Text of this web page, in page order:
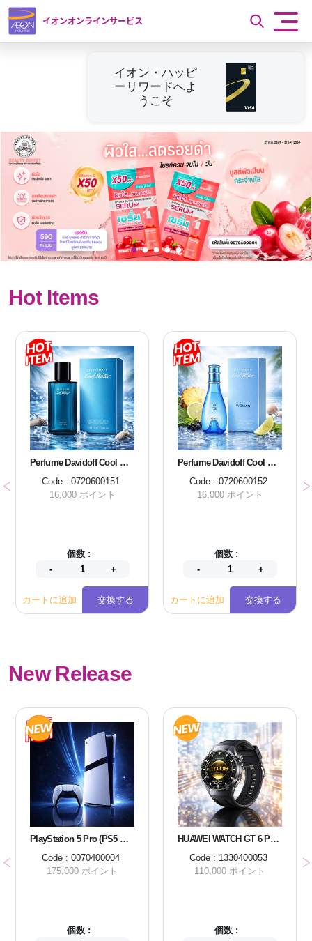
イオンオンラインサービス
イオン・ハッピ
ーリワードへよ
うこそ
Hot Items
Perfume Davidoff Cool Water Men EDT 40 ml.
Code : 0720600151
16,000 ポイント
個数 :
カートに追加 交換する
Perfume Davidoff Cool Water Women EDT 30 ml.
Code : 0720600152
16,000 ポイント
個数 :
カートに追加 交換する
New Release
PlayStation 5 Pro (PS5 Pro)
Code : 0070400004
175,000 ポイント
個数 :
HUAWEI WATCH GT 6 PRO 46MM BLACK
Code : 1330400053
110,000 ポイント
個数 :